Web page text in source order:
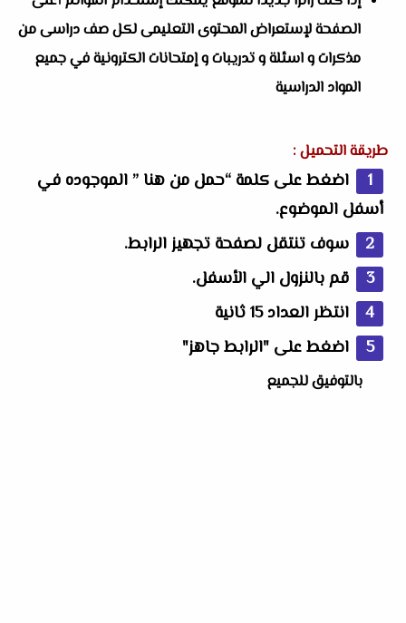
الصفحة لإستعراض المحتوى التعليمى لكل صف دراسى من
مذكرات و اسئلة و تدريبات و إمتحانات الكترونية في جميع
المواد الدراسية
طريقة التحميل :
اضغط على كلمة “حمل من هنا ” الموجوده في
أسفل الموضوع.
سوف تنتقل لصفحة تجهيز الرابط.
قم بالنزول الي الأسفل.
انتظر العداد 15 ثانية
اضغط على "الرابط جاهز"
بالتوفيق للجميع